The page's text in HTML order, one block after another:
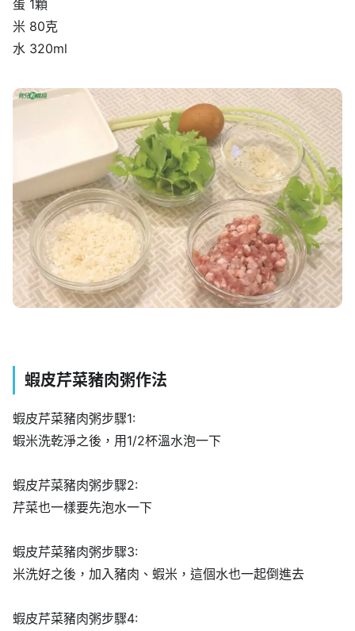
蛋 1顆
米 80克
水 320ml
蝦皮芹菜豬肉粥作法
蝦皮芹菜豬肉粥步驟1:
蝦米洗乾淨之後，用1/2杯溫水泡一下
蝦皮芹菜豬肉粥步驟2:
芹菜也一樣要先泡水一下
蝦皮芹菜豬肉粥步驟3:
米洗好之後，加入豬肉、蝦米，這個水也一起倒進去
蝦皮芹菜豬肉粥步驟4: